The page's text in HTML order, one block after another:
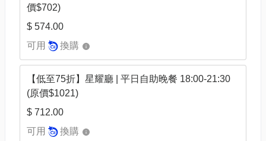
價$702)
$ 574.00
可用
換購
【低至75折】星耀廳 | 平日⾃助晚餐 18:00-21:30
(原價$1021)
$ 712.00
可用
換購